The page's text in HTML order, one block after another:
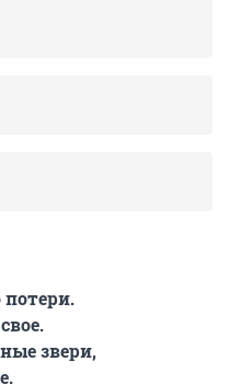
потери.
звери,